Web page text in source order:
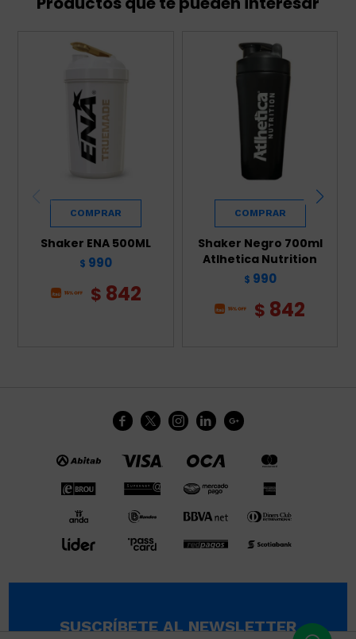
Shaker ENA 500ML
$ 990
$ 842
Shaker Negro 700ml
Atlhetica Nutrition
$ 990
$ 842
    
SUSCRÍBETE AL NEWSLETTER